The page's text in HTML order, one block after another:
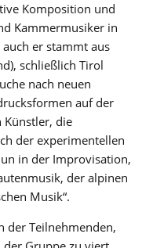
Komposition und
Kammermusiker in
er stammt aus
schließlich Tirol
nach neuen
auf der
Künstler, die
der experimentellen
in der Improvisation,
der alpinen
Musik“.
der Teilnehmenden,